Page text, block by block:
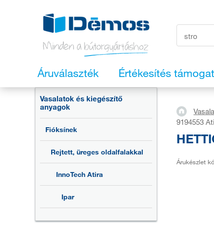
Áruválaszték Értékesítés
Vasalatok és kiegészítő
anyagok
Fióksínek
Rejtett, üreges oldalfalakkal
InnoTech Atira
Ipar
9194553
Árukészlet